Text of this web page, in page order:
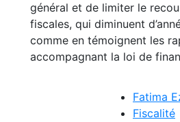
général et de limiter le
fiscales, qui diminuent
comme en témoignent les
accompagnant la loi de
Fatima
Fiscalité